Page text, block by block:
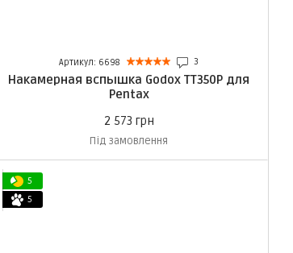
Артикул: 6698 3
Накамерная вспышка Godox TT350P для
Pentax
2 573 грн
Під замовлення
5
5